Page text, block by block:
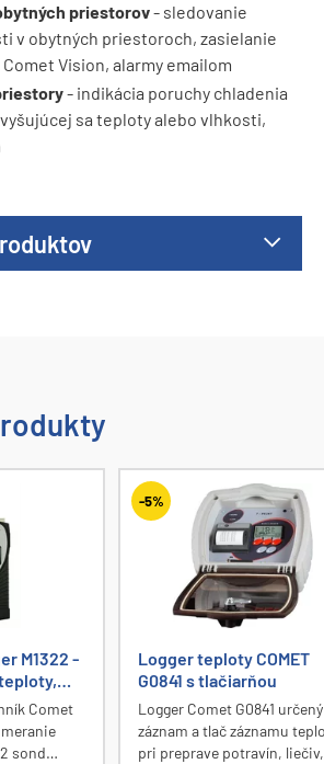
priestorov- sledovanie
v obytných priestoroch, zasielanie
Vision, alarmy emailom
- indikácia poruchy chladenia
sa teploty alebo vlhkosti,
M1322 -
0-10 V,
Comet
sond
-5%
Logger teploty COMET
G0841 s tlačiarňou
Logger Comet G0841
záznam a tlač záznamu
pri preprave potravín, liečiv,